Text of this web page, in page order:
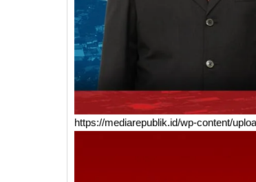
https://mediarepublik.id/wp-content/